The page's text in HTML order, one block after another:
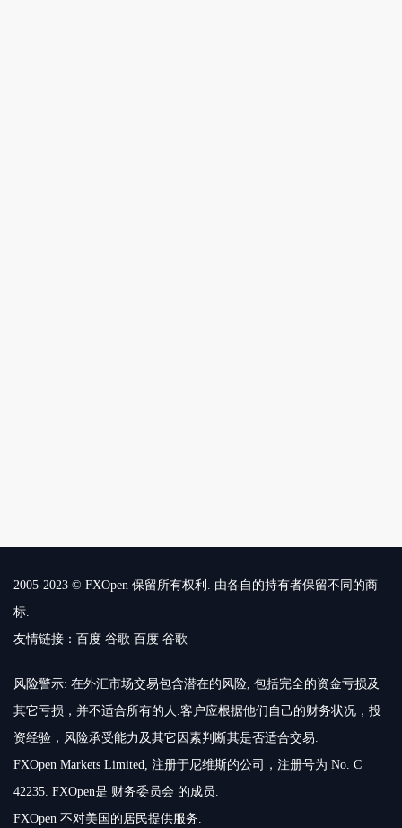
2005-2023 © FXOpen 保留所有权利. 由各自的持有者保留不同的商
标.
友情链接： 百度 谷歌 百度 谷歌
风险警示: 在外汇市场交易包含潜在的风险, 包括完全的资金亏损及
其它亏损，并不适合所有的人.客户应根据他们自己的财务状况，投
资经验，风险承受能力及其它因素判断其是否适合交易.
FXOpen Markets Limited, 注册于尼维斯的公司，注册号为 No. C
42235. FXOpen是 财务委员会 的成员.
FXOpen 不对美国的居民提供服务.